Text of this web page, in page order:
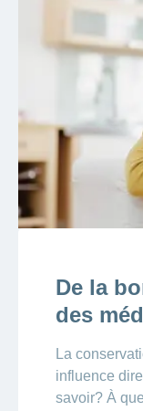
De la
des
La
influence
savoir? À